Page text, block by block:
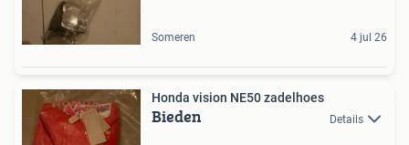
Someren 4 jul 26
Honda vision NE50 zadelhoes
Bieden Details